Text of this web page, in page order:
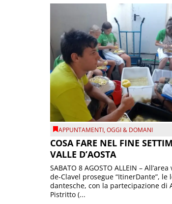
APPUNTAMENTI,OGGI & DOMANI
COSA FARE NEL FINE
VALLE D’AOSTA
SABATO 8 AGOSTO ALLEIN –
de-Clavel prosegue “ItinerDante”, le
dantesche, con la partecipazione di
Pistritto (...